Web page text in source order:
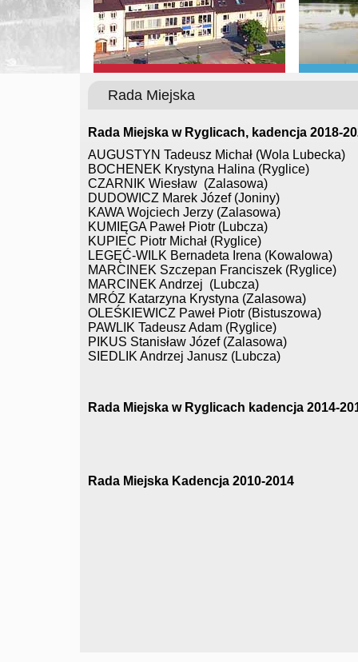
Rada Miejska
Rada Miejska w Ryglicach, kadencja 2018-
AUGUSTYN Tadeusz Michał (Wola Lubecka)
BOCHENEK Krystyna Halina (Ryglice)
CZARNIK Wiesław (Zalasowa)
DUDOWICZ Marek Józef (Joniny)
KAWA Wojciech Jerzy (Zalasowa)
KUMIĘGA Paweł Piotr (Lubcza)
KUPIEC Piotr Michał (Ryglice)
LEGĘĆ-WILK Bernadeta Irena (Kowalowa)
MARCINEK Szczepan Franciszek (Ryglice)
MARCINEK Andrzej (Lubcza)
MRÓZ Katarzyna Krystyna (Zalasowa)
OLEŚKIEWICZ Paweł Piotr (Bistuszowa)
PAWLIK Tadeusz Adam (Ryglice)
PIKUS Stanisław Józef (Zalasowa)
SIEDLIK Andrzej Janusz (Lubcza)
Rada Miejska w Ryglicach kadencja 2014-
Rada Miejska Kadencja 2010-2014